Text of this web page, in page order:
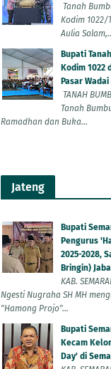
Tanah
Kodim 1022/
Aulia
Bupati
Kodim 1022
Pasar
TANAH
Tanah
Ramadhan dan Buka...
Jateng
Bupati
Pengurus
2025-2028,
Bringin)
KAB.
Ngesti Nugraha SH MH
"Hamong Projo"...
Bupati
Kecam
Day' di